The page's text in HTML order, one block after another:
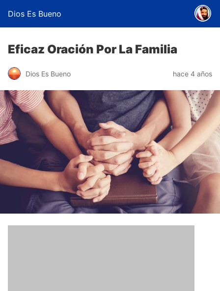
Dios Es Bueno
Eficaz Oración Por La Familia
Dios Es Bueno hace 4 años